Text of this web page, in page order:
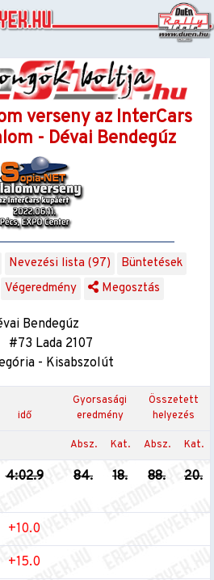
verseny az InterCars
- Dévai Bendegúz
Nevezési lista (97)
Büntetések
Végeredmény Megosztás
Bendegúz
#73 Lada 2107
- Kisabszolút
idő
Gyorsasági
eredmény
Összetett
helyezés
Absz. Kat. Absz. Kat.
4:02.9 84. 18. 88. 20.
+10.0
+15.0